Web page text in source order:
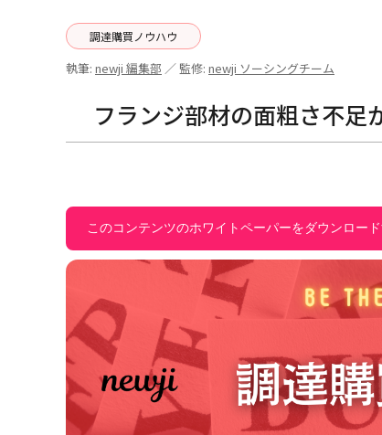
調達購買ノウハウ
執筆: newji 編集部 ／ 監修: newji ソーシングチーム
フランジ部材の面粗さ不足
このコンテンツのホワイトペーパーをダウンロー